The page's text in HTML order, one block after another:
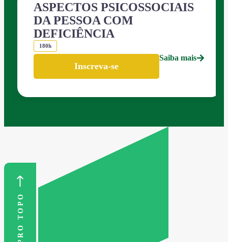
ASPECTOS PSICOSSOCIAIS
DA PESSOA COM
DEFICIÊNCIA
180h
Inscreva-se
Saiba mais